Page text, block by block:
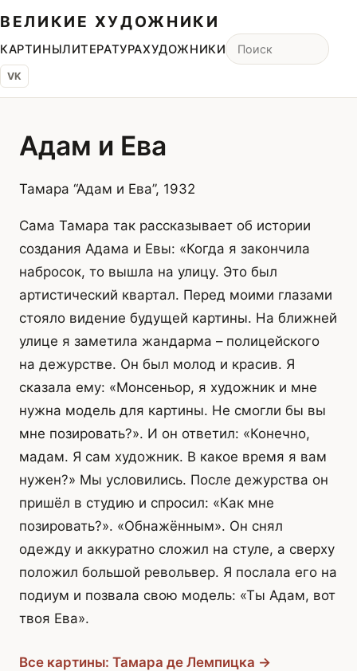
ВЕЛИКИЕ ХУДОЖНИКИ
КАРТИНЫЛИТЕРАТУРАХУДОЖНИКИ
VK
Адам и Ева
Тамара “Адам и Ева”, 1932
Сама Тамара так рассказывает об истории
создания Адама и Евы: «Когда я закончила
набросок, то вышла на улицу. Это был
артистический квартал. Перед моими глазами
стояло видение будущей картины. На ближней
улице я заметила жандарма – полицейского
на дежурстве. Он был молод и красив. Я
сказала ему: «Монсеньор, я художник и мне
нужна модель для картины. Не смогли бы вы
мне позировать?». И он ответил: «Конечно,
мадам. Я сам художник. В какое время я вам
нужен?» Мы условились. После дежурства он
пришёл в студию и спросил: «Как мне
позировать?». «Обнажённым». Он снял
одежду и аккуратно сложил на стуле, а сверху
положил большой револьвер. Я послала его на
подиум и позвала свою модель: «Ты Адам, вот
твоя Ева».
Все картины: Тамара де Лемпицка →